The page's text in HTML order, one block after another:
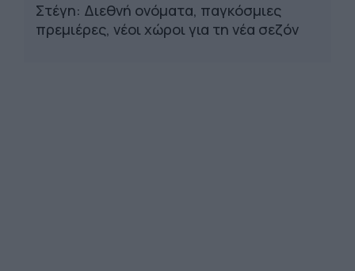
Στέγη: Διεθνή ονόματα, παγκόσμιες
πρεμιέρες, νέοι χώροι για τη νέα σεζόν